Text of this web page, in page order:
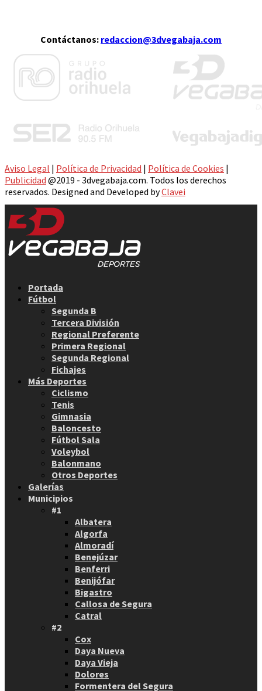
Contáctanos: redaccion@3dvegabaja.com
Aviso Legal | Política de Privacidad | Política de Cookies |
Publicidad @2019 - 3dvegabaja.com. Todos los derechos
reservados. Designed and Developed byClavei
Portada
Fútbol
Segunda B
Tercera División
Regional Preferente
Primera Regional
Segunda Regional
Fichajes
Más Deportes
Ciclismo
Tenis
Gimnasia
Baloncesto
Fútbol Sala
Voleybol
Balonmano
Otros Deportes
Galerías
Municipios
#1
Albatera
Algorfa
Almoradí
Benejúzar
Benferri
Benijófar
Bigastro
Callosa de Segura
Catral
#2
Cox
Daya Nueva
Daya Vieja
Dolores
Formentera del Segura